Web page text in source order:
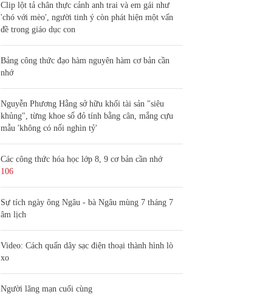
Clip lột tả chân thực cảnh anh trai và em gái như
'chó với mèo', người tinh ý còn phát hiện một vấn
đề trong giáo dục con
Bảng công thức đạo hàm nguyên hàm cơ bản cần
nhớ
Nguyễn Phương Hằng sở hữu khối tài sản "siêu
khủng", từng khoe sổ đỏ tính bằng cân, mắng cựu
mẫu 'không có nổi nghìn tỷ'
Các công thức hóa học lớp 8, 9 cơ bản cần nhớ
106
Sự tích ngày ông Ngâu - bà Ngâu mùng 7 tháng 7
âm lịch
Video: Cách quấn dây sạc điện thoại thành hình lò
xo
Người lãng mạn cuối cùng